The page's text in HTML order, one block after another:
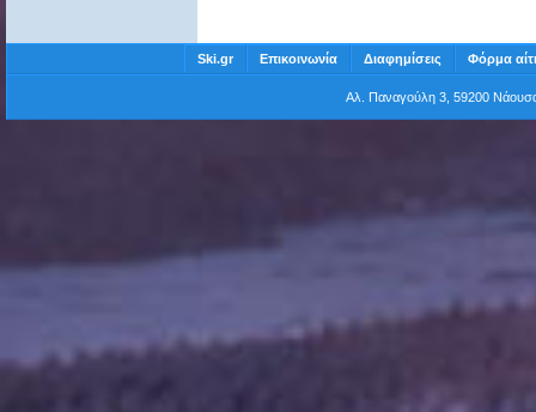
Ski.gr Επικοινωνία Διαφημίσεις Φόρμα
Αλ. Παναγούλη 3, 59200